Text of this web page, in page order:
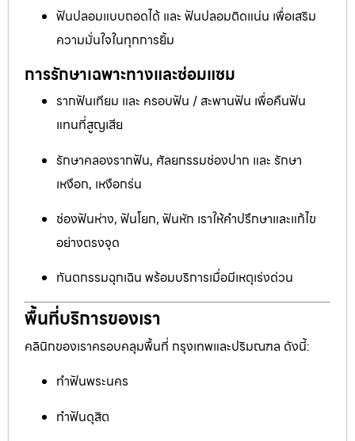
ฟันปลอมแบบถอดได้ และ ฟันปลอมติดแน่น เพื่อเสริม
ความมั่นใจในทุกการยิ้ม
การรักษาเฉพาะทางและซ่อมแซม
รากฟันเทียม และ ครอบฟัน / สะพานฟัน เพื่อคืนฟัน
แทนที่สูญเสีย
รักษาคลองรากฟัน, ศัลยกรรมช่องปาก และ รักษา
เหงือก, เหงือกร่น
ช่องฟันห่าง, ฟันโยก, ฟันหัก เราให้คำปรึกษาและแก้ไข
อย่างตรงจุด
ทันตกรรมฉุกเฉิน พร้อมบริการเมื่อมีเหตุเร่งด่วน
พื้นที่บริการของเรา
คลินิกของเราครอบคลุมพื้นที่ กรุงเทพและปริมณฑล ดังนี้:
ทำฟันพระนคร
ทำฟันดุสิต